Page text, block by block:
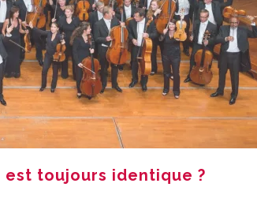
est toujours identique ?